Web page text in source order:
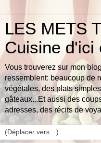
LES METS
Cuisine d'ici
Vous trouverez sur mon
ressemblent: beaucoup de
végétales, des plats
gâteaux...Et aussi des
adresses, des récits de